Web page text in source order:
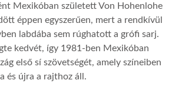
Mexikóban született Von Hohenlohe
éppen egyszerűen, mert a rendkívül
labdába sem rúghatott a grófi sarj.
kedvét, így 1981-ben Mexikóban
első sí szövetségét, amely színeiben
és újra a rajthoz áll.